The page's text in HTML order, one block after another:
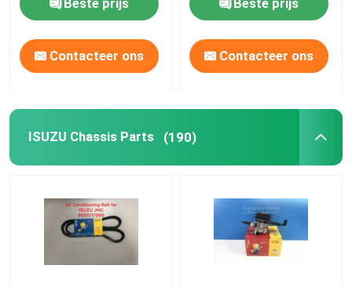
Contacteer ons Contacteer ons
ISUZU Chassis Parts (190)